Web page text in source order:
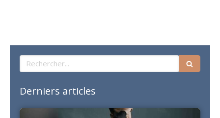
Rechercher
Derniers articles